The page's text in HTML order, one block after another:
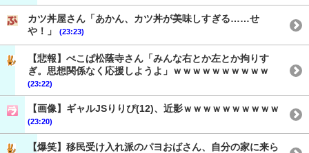
カツ丼屋さん「あかん、カツ丼が美味しすぎる……せ
や！」
(23:23)
【悲報】ぺこぱ松蔭寺さん「みんな右とか左とか拘りす
ぎ。思想関係なく応援しようよ」ｗｗｗｗｗｗｗｗｗｗ
(23:22)
【画像】ギャルJSりりぴ(12)、近影ｗｗｗｗｗｗｗｗｗｗ
(23:20)
【爆笑】移民受け入れ派のパヨおばさん、自分の家に来ら